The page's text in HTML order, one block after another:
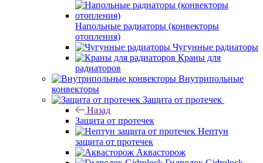
Напольные радиаторы (конвекторы
отопления)
Чугунные радиаторы
Краны для
радиаторов
Внутрипольные
конвекторы
Защита от протечек
Назад
Защита от протечек
Нептун
защита от протечек
Аквасторож